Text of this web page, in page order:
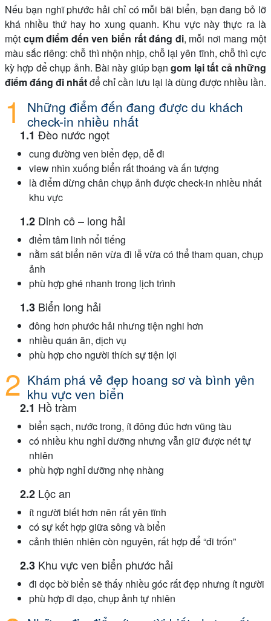
Nếu bạn nghĩ phước hải chỉ có mỗi bãi biển, bạn đang bỏ lỡ
khá nhiều thứ hay ho xung quanh. Khu vực này thực ra là
một cụm điểm đến ven biển rất đáng đi, mỗi nơi mang một
màu sắc riêng: chỗ thì nhộn nhịp, chỗ lại yên tĩnh, chỗ thì cực
kỳ hợp để chụp ảnh. Bài này giúp bạngom lại tất cả những
điểm đáng đi nhấtđể chỉ cần lưu lại là dùng được nhiều lần.
Những điểm đến đang được du khách
check-in nhiều nhất
Đèo nước ngọt
cung đường ven biển đẹp, dễ đi
view nhìn xuống biển rất thoáng và ấn tượng
là điểm dừng chân chụp ảnh được check-in nhiều nhất
khu vực
Dinh cô – long hải
điểm tâm linh nổi tiếng
nằm sát biển nên vừa đi lễ vừa có thể tham quan, chụp
ảnh
phù hợp ghé nhanh trong lịch trình
Biển long hải
đông hơn phước hải nhưng tiện nghi hơn
nhiều quán ăn, dịch vụ
phù hợp cho người thích sự tiện lợi
Khám phá vẻ đẹp hoang sơ và bình yên
khu vực ven biển
Hồ tràm
biển sạch, nước trong, ít đông đúc hơn vũng tàu
có nhiều khu nghỉ dưỡng nhưng vẫn giữ được nét tự
nhiên
phù hợp nghỉ dưỡng nhẹ nhàng
Lộc an
ít người biết hơn nên rất yên tĩnh
có sự kết hợp giữa sông và biển
cảnh thiên nhiên còn nguyên, rất hợp để “đi trốn”
Khu vực ven biển phước hải
đi dọc bờ biển sẽ thấy nhiều góc rất đẹp nhưng ít người
phù hợp đi dạo, chụp ảnh tự nhiên